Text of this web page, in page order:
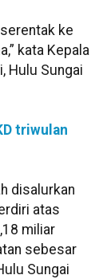
ke
kata Kepala
Hulu Sungai
triwulan
disalurkan
atas
miliar
sebesar
Sungai